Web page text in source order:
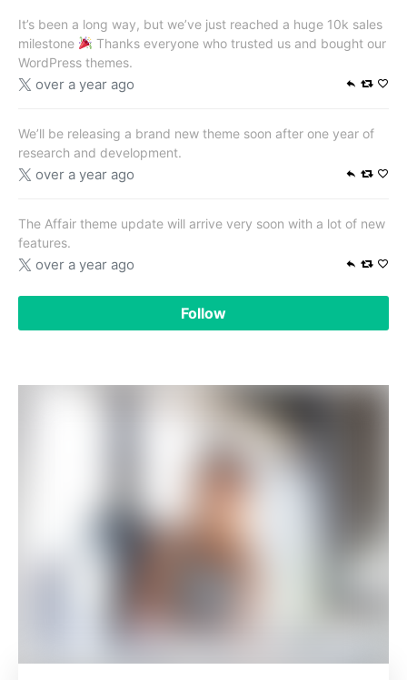
It’s been a long way, but we’ve just reached a huge 10k sales
milestone
Thanks everyone who trusted us and bought our
WordPress themes.
over a year ago
We’ll be releasing a brand new theme soon after one year of
research and development.
over a year ago
The Affair theme update will arrive very soon with a lot of new
features.
over a year ago
Follow